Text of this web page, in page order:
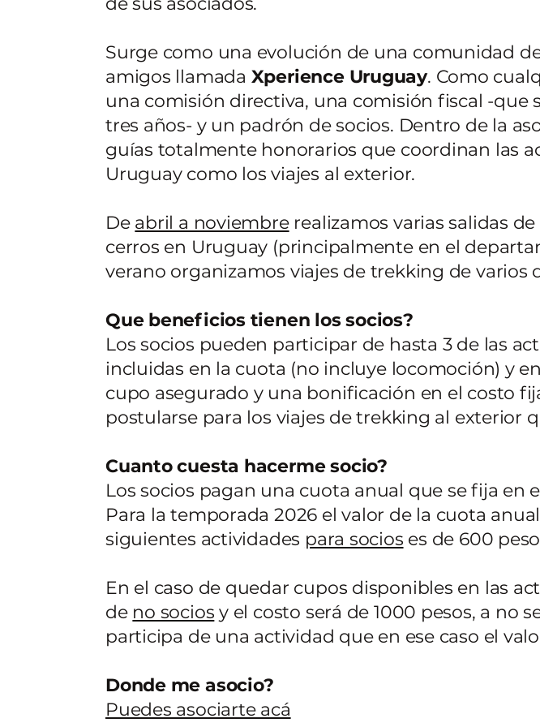
Surge como una evolución de una comunidad
amigos llamada Xperience Uruguay. Como
una comisión directiva, una comisión fiscal -que
tres años- y un padrón de socios. Dentro de la
guías totalmente honorarios que coordinan las
Uruguay como los viajes al exterior.
De abril a noviembrerealizamos varias salidas
cerros en Uruguay (principalmente en el
verano organizamos viajes de trekking de varios
Que beneficios tienen los socios?
Los socios pueden participar de hasta 3 de las
incluidas en la cuota (no incluye locomoción) y
cupo asegurado y una bonificación en el costo
postularse para los viajes de trekking al exterior
Cuanto cuesta hacerme socio?
Los socios pagan una cuota anual que se fija en
Para la temporada 2026 el valor de la cuota
siguientes actividades para socios es de 600
En el caso de quedar cupos disponibles en las
de no socios y el costo será de 1000 pesos, a no
participa de una actividad que en ese caso el
Donde me asocio?
Puedes asociarte acá